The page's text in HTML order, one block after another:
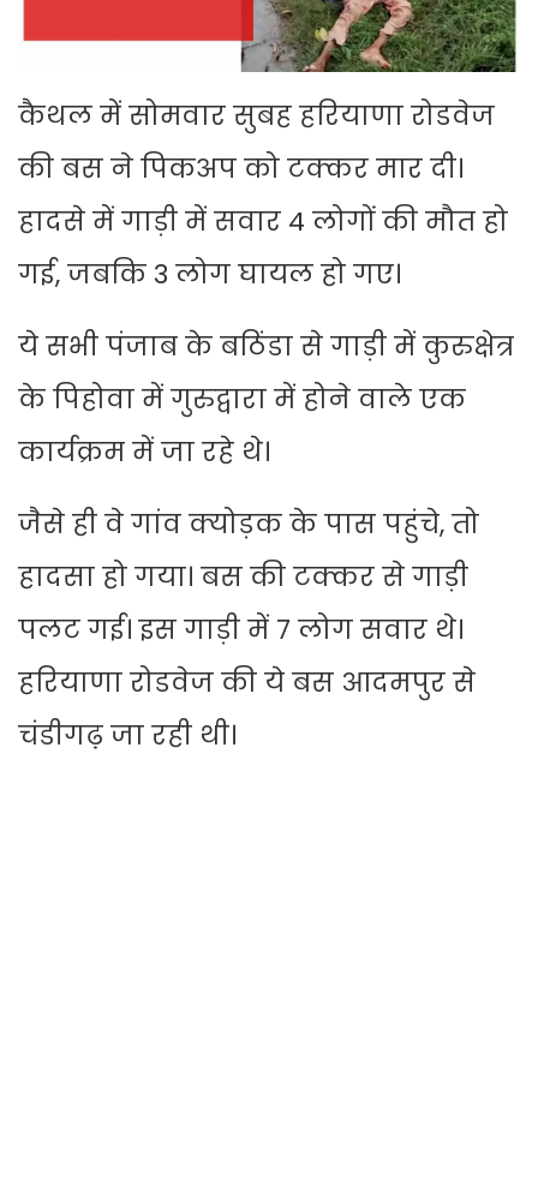
कैथल में सोमवार सुबह हरियाणा रोडवेज
की बस ने पिकअप को टक्कर मार दी।
हादसे में गाड़ी में सवार 4 लोगों की मौत हो
गई, जबकि 3 लोग घायल हो गए।
ये सभी पंजाब के बठिंडा से गाड़ी में कुरुक्षेत्र
के पिहोवा में गुरुद्वारा में होने वाले एक
कार्यक्रम में जा रहे थे।
जैसे ही वे गांव क्योड़क के पास पहुंचे, तो
हादसा हो गया। बस की टक्कर से गाड़ी
पलट गई। इस गाड़ी में 7 लोग सवार थे।
हरियाणा रोडवेज की ये बस आदमपुर से
चंडीगढ़ जा रही थी।